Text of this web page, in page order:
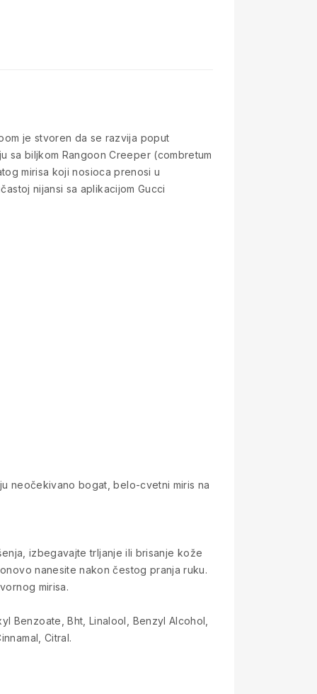
je stvoren da se razvija poput
sa biljkom Rangoon Creeper (combretum
mirisa koji nosioca prenosi u
nijansi sa aplikacijom Gucci
neočekivano bogat, belo-cvetni miris na
izbegavajte trljanje ili brisanje kože
nanesite nakon čestog pranja ruku.
mirisa.
Benzoate, Bht, Linalool, Benzyl Alcohol,
Citral.